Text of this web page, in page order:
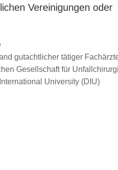
Vereinigungen oder
gutachtlicher tätiger
Gesellschaft für
University (DIU)